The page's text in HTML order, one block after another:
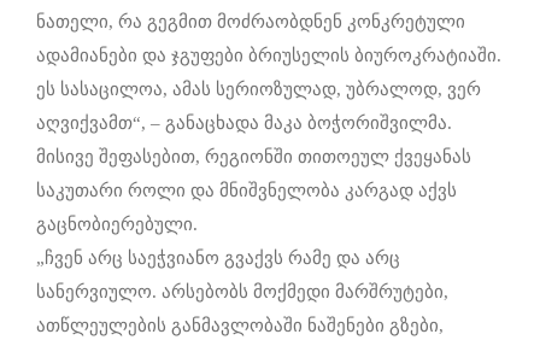
ნათელი, რა გეგმით მოძრაობდნენ კონკრეტული
ადამიანები და ჯგუფები ბრიუსელის ბიუროკრატიაში.
ეს სასაცილოა, ამას სერიოზულად, უბრალოდ, ვერ
აღვიქვამთ“, – განაცხადა მაკა ბოჭორიშვილმა.
მისივე შეფასებით, რეგიონში თითოეულ ქვეყანას
საკუთარი როლი და მნიშვნელობა კარგად აქვს
გაცნობიერებული.
„ჩვენ არც საეჭვიანო გვაქვს რამე და არც
სანერვიულო. არსებობს მოქმედი მარშრუტები,
ათწლეულების განმავლობაში ნაშენები გზები,